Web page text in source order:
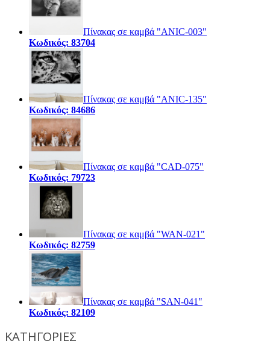
Πίνακας σε καμβά "ANIC-003"
Κωδικός: 83704
Πίνακας σε καμβά "ANIC-135"
Κωδικός: 84686
Πίνακας σε καμβά "CAD-075"
Κωδικός: 79723
Πίνακας σε καμβά "WAN-021"
Κωδικός: 82759
Πίνακας σε καμβά "SAN-041"
Κωδικός: 82109
ΚΑΤΗΓΟΡΙΕΣ